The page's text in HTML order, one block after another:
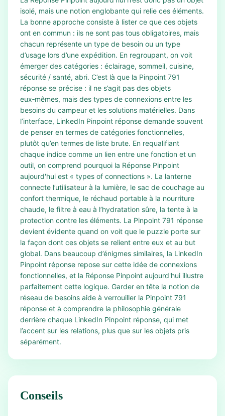
isolé, mais une notion englobante qui relie ces éléments.
La bonne approche consiste à lister ce que ces objets
ont en commun : ils ne sont pas tous obligatoires, mais
chacun représente un type de besoin ou un type
d’usage lors d’une expédition. En regroupant, on voit
émerger des catégories : éclairage, sommeil, cuisine,
sécurité / santé, abri. C’est là que la Pinpoint 791
réponse se précise : il ne s’agit pas des objets
eux‑mêmes, mais des types de connexions entre les
besoins du campeur et les solutions matérielles. Dans
l’interface, LinkedIn Pinpoint réponse demande souvent
de penser en termes de catégories fonctionnelles,
plutôt qu’en termes de liste brute. En requalifiant
chaque indice comme un lien entre une fonction et un
outil, on comprend pourquoi la Réponse Pinpoint
aujourd'hui est « types of connections ». La lanterne
connecte l’utilisateur à la lumière, le sac de couchage au
confort thermique, le réchaud portable à la nourriture
chaude, le filtre à eau à l’hydratation sûre, la tente à la
protection contre les éléments. La Pinpoint 791 réponse
devient évidente quand on voit que le puzzle porte sur
la façon dont ces objets se relient entre eux et au but
global. Dans beaucoup d’énigmes similaires, la LinkedIn
Pinpoint réponse repose sur cette idée de connexions
fonctionnelles, et la Réponse Pinpoint aujourd'hui illustre
parfaitement cette logique. Garder en tête la notion de
réseau de besoins aide à verrouiller la Pinpoint 791
réponse et à comprendre la philosophie générale
derrière chaque LinkedIn Pinpoint réponse, qui met
l’accent sur les relations, plus que sur les objets pris
séparément.
Conseils